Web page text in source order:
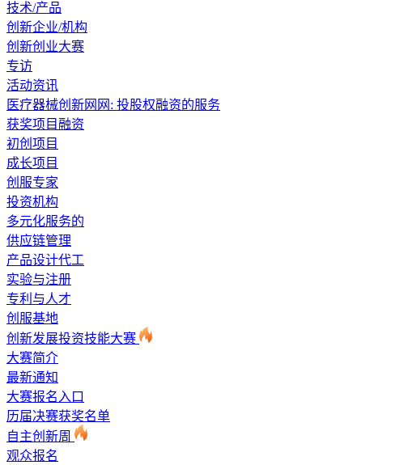
技术/产品
创新企业/机构
创新创业大赛
专访
活动资讯
医疗器械创新网网: 投股权融资的服务
获奖项目融资
初创项目
成长项目
创服专家
投资机构
多元化服务的
供应链管理
产品设计代工
实验与注册
专利与人才
创服基地
创新发展投资技能大赛
大赛简介
最新通知
大赛报名入口
历届决赛获奖名单
自主创新周
观众报名